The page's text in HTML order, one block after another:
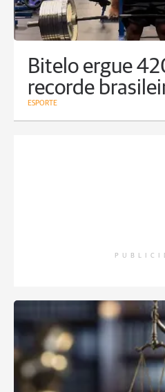
Bitelo ergue
recorde
ESPORTE